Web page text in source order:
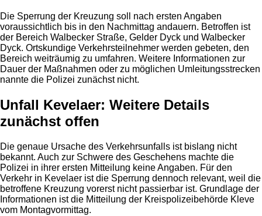
Die Sperrung der Kreuzung soll nach ersten Angaben
voraussichtlich bis in den Nachmittag andauern. Betroffen ist
der Bereich Walbecker Straße, Gelder Dyck und Walbecker
Dyck. Ortskundige Verkehrsteilnehmer werden gebeten, den
Bereich weiträumig zu umfahren. Weitere Informationen zur
Dauer der Maßnahmen oder zu möglichen Umleitungsstrecken
nannte die Polizei zunächst nicht.
Unfall Kevelaer: Weitere Details
zunächst offen
Die genaue Ursache des Verkehrsunfalls ist bislang nicht
bekannt. Auch zur Schwere des Geschehens machte die
Polizei in ihrer ersten Mitteilung keine Angaben. Für den
Verkehr in Kevelaer ist die Sperrung dennoch relevant, weil die
betroffene Kreuzung vorerst nicht passierbar ist. Grundlage der
Informationen ist die Mitteilung der Kreispolizeibehörde Kleve
vom Montagvormittag.